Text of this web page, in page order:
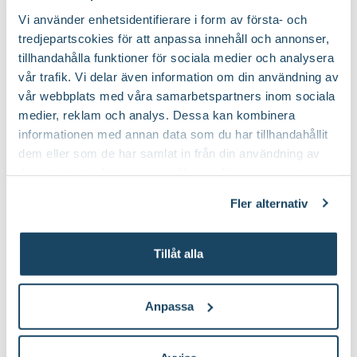
Vi använder enhetsidentifierare i form av första- och
tredjepartscokies för att anpassa innehåll och annonser,
tillhandahålla funktioner för sociala medier och analysera
vår trafik. Vi delar även information om din användning av
vår webbplats med våra samarbetspartners inom sociala
medier, reklam och analys. Dessa kan kombinera
informationen med annan data som du har tillhandahållit
dem eller som de har samlat in från din användning av
Fler alternativ
Tillåt alla
Anpassa
Hortensia i trädgården
Vipphortensia
sensommaren